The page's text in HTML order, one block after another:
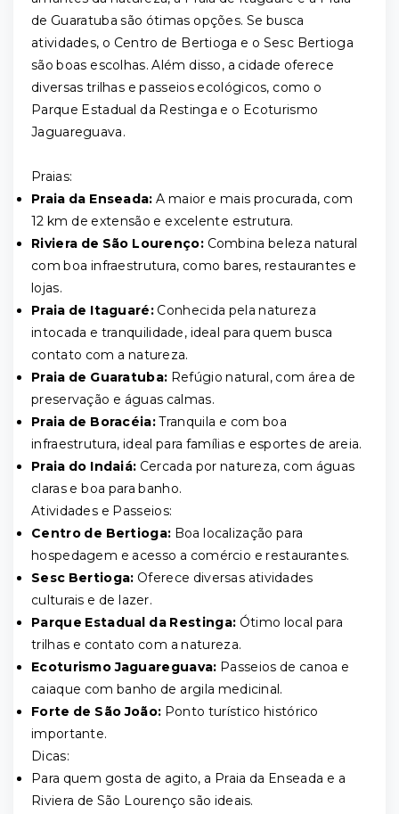
de Guaratuba são ótimas opções. Se busca
atividades, o Centro de Bertioga e o Sesc Bertioga
são boas escolhas. Além disso, a cidade oferece
diversas trilhas e passeios ecológicos, como o
Parque Estadual da Restinga e o Ecoturismo
Jaguareguava.
Praias:
Praia da Enseada: A maior e mais procurada, com
12 km de extensão e excelente estrutura.
Riviera de São Lourenço:Combina beleza natural
com boa infraestrutura, como bares, restaurantes e
lojas.
Praia de Itaguaré:Conhecida pela natureza
intocada e tranquilidade, ideal para quem busca
contato com a natureza.
Praia de Guaratuba: Refúgio natural, com área de
preservação e águas calmas.
Praia de Boracéia:Tranquila e com boa
infraestrutura, ideal para famílias e esportes de areia.
Praia do Indaiá: Cercada por natureza, com águas
claras e boa para banho.
Atividades e Passeios:
Centro de Bertioga: Boa localização para
hospedagem e acesso a comércio e restaurantes.
Sesc Bertioga: Oferece diversas atividades
culturais e de lazer.
Parque Estadual da Restinga: Ótimo local para
trilhas e contato com a natureza.
Ecoturismo Jaguareguava: Passeios de canoa e
caiaque com banho de argila medicinal.
Forte de São João: Ponto turístico histórico
importante.
Dicas:
Para quem gosta de agito, a Praia da Enseada e a
Riviera de São Lourenço são ideais.